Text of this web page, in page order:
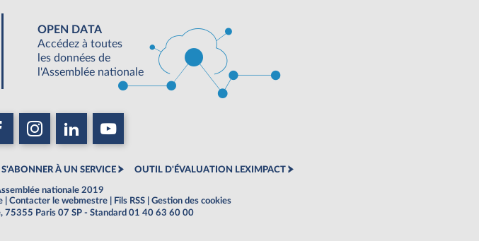
OPEN DATA
Accédez à toutes
les données de
l'Assemblée nationale
S'ABONNER À UN SERVICE OUTIL D'ÉVALUATION LEXIMPACT
nationale 2019
Contacter le webmestre Fils RSS
Gestion des cookies
75355 Paris 07 SP - Standard 01 40 63 60 00